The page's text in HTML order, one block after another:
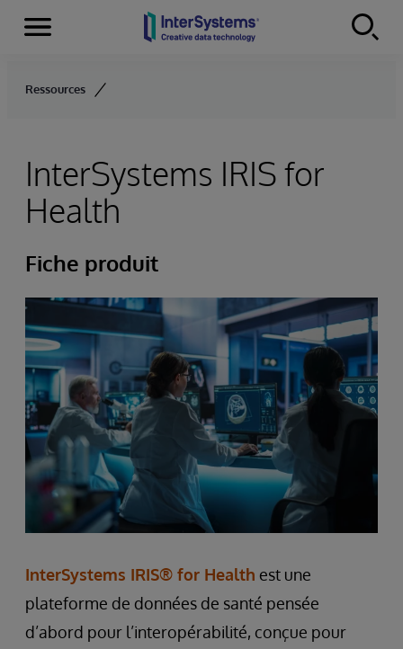
Skip to content
Menu
Ressources
InterSystems IRIS for
Health
Fiche produit
InterSystems IRIS® for Health est une
plateforme de données de santé pensée
d’abord pour l’interopérabilité, conçue pour